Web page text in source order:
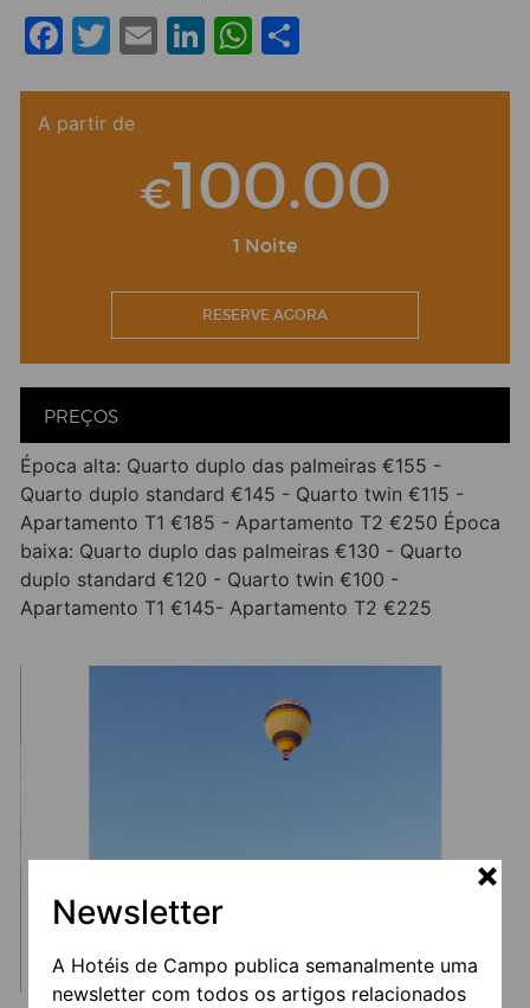
Newsletter
A Hotéis de Campo publica semanalmente uma
newsletter com todos os artigos relacionados
Facebook
Twitter
EmailLinkedIn
WhatsApp
A partir de
€100.00
1 Noite
RESERVE AGORA
PREÇOS
Época alta: Quarto duplo das palmeiras €155 -
Quarto duplo standard €145 - Quarto twin €115 -
Apartamento T1 €185 - Apartamento T2 €250 Época
baixa: Quarto duplo das palmeiras €130 - Quarto
duplo standard €120 - Quarto twin €100 -
Apartamento T1 €145- Apartamento T2 €225